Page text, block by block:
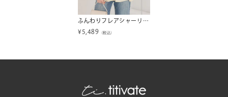
ふんわりフレアシャーリングボリュームブラウス
¥ 5,489 （税込）